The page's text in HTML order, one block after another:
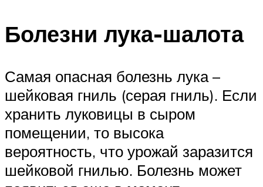
Болезни лука-шалота
Самая опасная болезнь лука –
шейковая гниль (серая гниль). Если
хранить луковицы в сыром
помещении, то высока
вероятность, что урожай заразится
шейковой гнилью. Болезнь может